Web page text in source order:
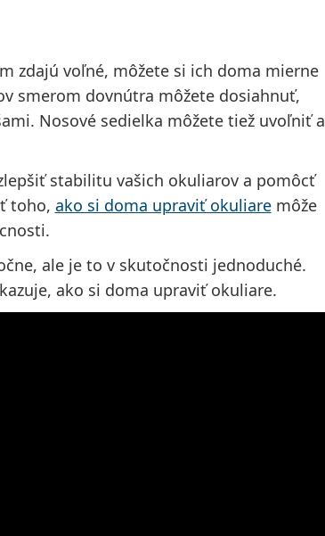
zdajú voľné, môžete si ich doma mierne
smerom dovnútra môžete dosiahnuť,
. Nosové sedielka môžete tiež uvoľniť a
stabilitu vašich okuliarov a pomôcť
toho, ako si doma upraviť okuliaremôže
ale je to v skutočnosti jednoduché.
ako si doma upraviť okuliare.